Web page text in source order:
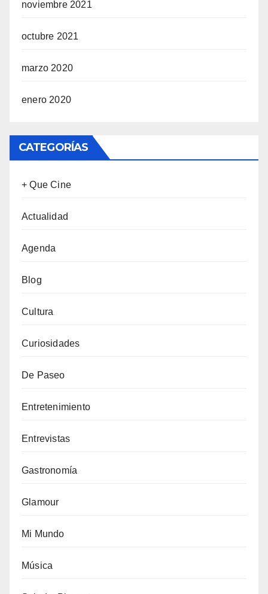
noviembre 2021
octubre 2021
marzo 2020
enero 2020
CATEGORÍAS
+ Que Cine
Actualidad
Agenda
Blog
Cultura
Curiosidades
De Paseo
Entretenimiento
Entrevistas
Gastronomía
Glamour
Mi Mundo
Música